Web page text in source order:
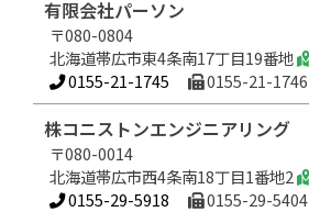
有限会社パーソン
〒080-0804
北海道帯広市東4条南17丁目19番地
0155-21-1745
0155-21-1746
株コニストンエンジニアリング
〒080-0014
北海道帯広市西4条南18丁目1番地2
0155-29-5918
0155-29-5404